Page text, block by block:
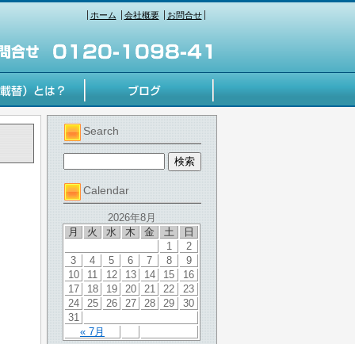
ホーム 会社概要 お問合せ
Search
Calendar
2026年8月
月
火 水 木 金 土 日
« 7月
1
2
3
4 5 6 7 8
9
10
11 12 13 14 15
16
17
18 19 20 21 22
23
24
25 26 27 28 29
30
31